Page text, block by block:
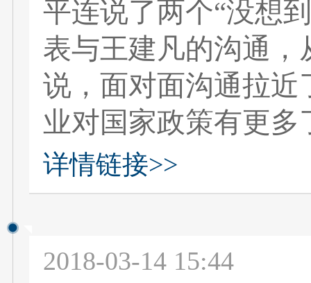
平连说了两个“没想
表与王建凡的沟通，
说，面对面沟通拉
业对国家政策有更
详情链接>>
2018-03-14 15:44